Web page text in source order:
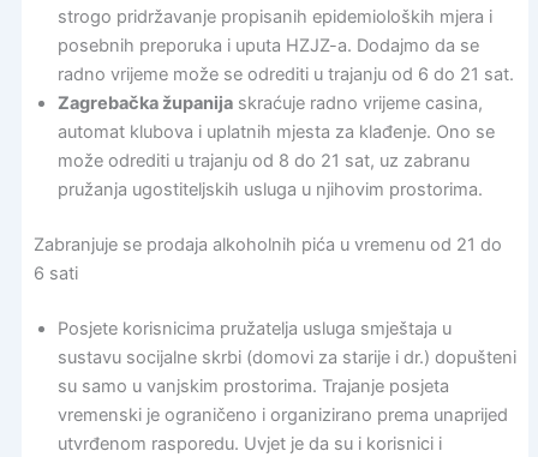
strogo pridržavanje propisanih epidemioloških mjera i
posebnih preporuka i uputa HZJZ-a. Dodajmo da se
radno vrijeme može se odrediti u trajanju od 6 do 21 sat.
Zagrebačka županijaskraćuje radno vrijeme casina,
automat klubova i uplatnih mjesta za klađenje. Ono se
može odrediti u trajanju od 8 do 21 sat, uz zabranu
pružanja ugostiteljskih usluga u njihovim prostorima.
Zabranjuje se prodaja alkoholnih pića u vremenu od 21 do
6 sati
Posjete korisnicima pružatelja usluga smještaja u
sustavu socijalne skrbi (domovi za starije i dr.) dopušteni
su samo u vanjskim prostorima. Trajanje posjeta
vremenski je ograničeno i organizirano prema unaprijed
utvrđenom rasporedu. Uvjet je da su i korisnici i